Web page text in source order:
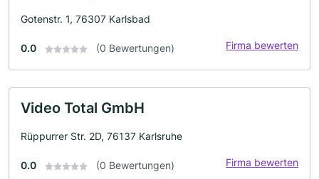
Gotenstr. 1, 76307 Karlsbad
0.0 (0 Bewertungen) Firma bewerten
Video Total GmbH
Rüppurrer Str. 2D, 76137 Karlsruhe
0.0 (0 Bewertungen) Firma bewerten